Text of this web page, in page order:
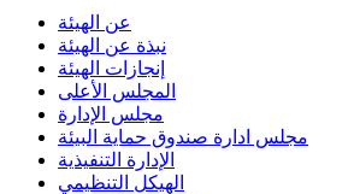
عن الهيئة
نبذة عن الهيئة
إنجازات الهيئة
المجلس الأعلى
مجلس الإدارة
مجلس ادارة صندوق حماية البيئة
الإدارة التنفيذية
الهيكل التنظيمي